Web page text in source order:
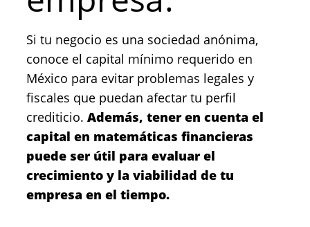
Si tu negocio es una sociedad anónima,
conoce el capital mínimo requerido en
México para evitar problemas legales y
fiscales que puedan afectar tu perfil
crediticio. Además, tener en cuenta el
capital en matemáticas financieras
puede ser útil para evaluar el
crecimiento y la viabilidad de tu
empresa en el tiempo.